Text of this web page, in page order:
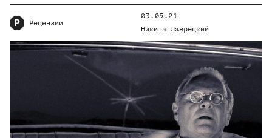
Р Рецензии
03.05.21
Никита Лаврецкий